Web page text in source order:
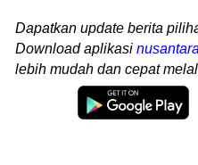
Dapatkan update berita
Download aplikasi
lebih mudah dan cepat